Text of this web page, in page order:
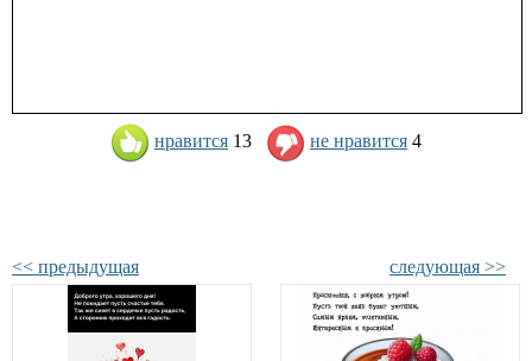
нравится 13 не нравится 4
<< предыдущая следующая >>